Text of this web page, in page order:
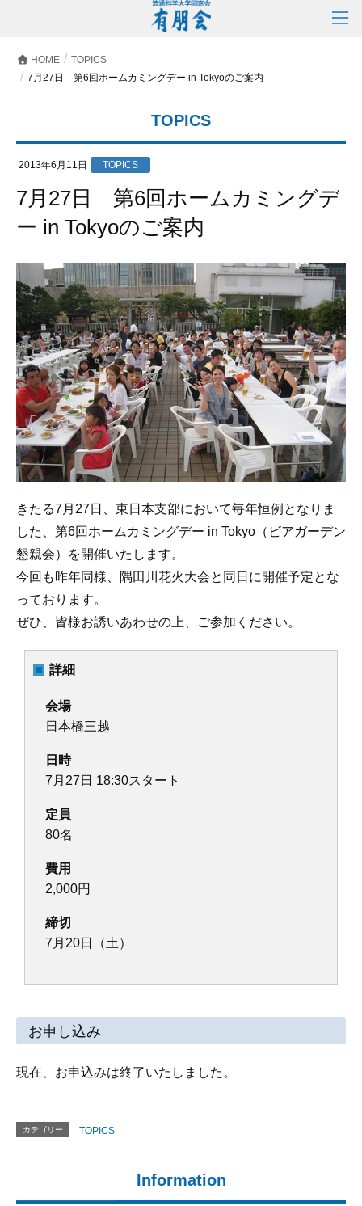
HOME
TOPICS
7月27日 第6回ホームカミングデー in Tokyoのご案内
TOPICS
2013年6月11日 TOPICS
7月27日 第6回ホームカミングデ
ー in Tokyoのご案内
きたる7月27日、東日本支部において毎年恒例となりま
した、第6回ホームカミングデー in Tokyo（ビアガーデン
懇親会）を開催いたします。
今回も昨年同様、隅田川花火大会と同日に開催予定とな
っております。
ぜひ、皆様お誘いあわせの上、ご参加ください。
詳細
会場
日本橋三越
日時
7月27日 18:30スタート
定員
80名
費用
2,000円
締切
7月20日（土）
お申し込み
現在、お申込みは終了いたしました。
カテゴリー TOPICS
Information